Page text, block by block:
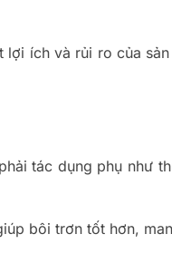
lợi ích và rủi ro của
tác dụng phụ như
bôi trơn tốt hơn,